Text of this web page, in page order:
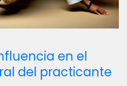
en el
del practicante